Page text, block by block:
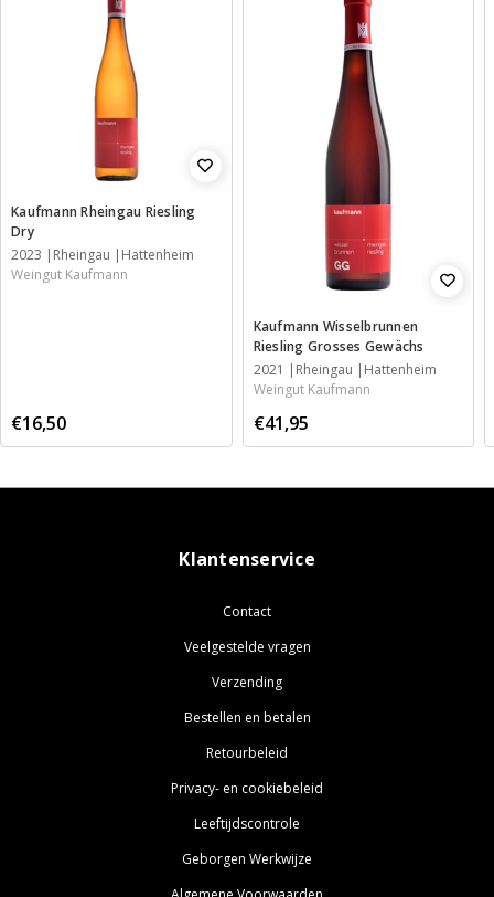
Kaufmann Rheingau Riesling
Dry
2023
Rheingau
Hattenheim
Weingut Kaufmann
€16,50
Kaufmann Wisselbrunnen
Riesling Grosses Gewächs
2021
Rheingau
Hattenheim
Weingut Kaufmann
€41,95
Klantenservice
Contact
Veelgestelde vragen
Verzending
Bestellen en betalen
Retourbeleid
Privacy- en cookiebeleid
Leeftijdscontrole
Geborgen Werkwijze